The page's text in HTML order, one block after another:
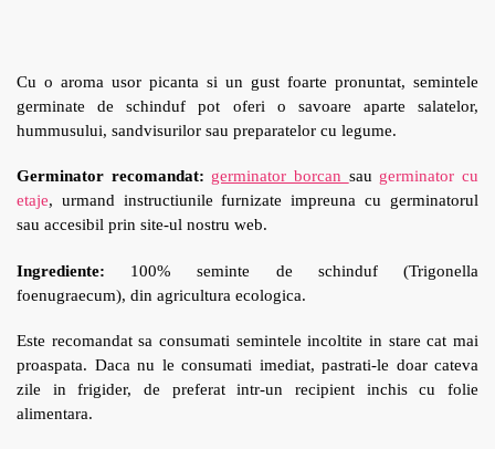
Cu o aroma usor picanta si un gust foarte pronuntat, semintele
germinate de schinduf pot oferi o savoare aparte salatelor,
hummusului, sandvisurilor sau preparatelor cu legume.
Germinator recomandat: germinator borcan sau germinator cu
etaje, urmand instructiunile furnizate impreuna cu germinatorul
sau accesibil prin site-ul nostru web.
Ingrediente: 100% seminte de schinduf (Trigonella
foenugraecum), din agricultura ecologica.
Este recomandat sa consumati semintele incoltite in stare cat mai
proaspata. Daca nu le consumati imediat, pastrati-le doar cateva
zile in frigider, de preferat intr-un recipient inchis cu folie
alimentara.